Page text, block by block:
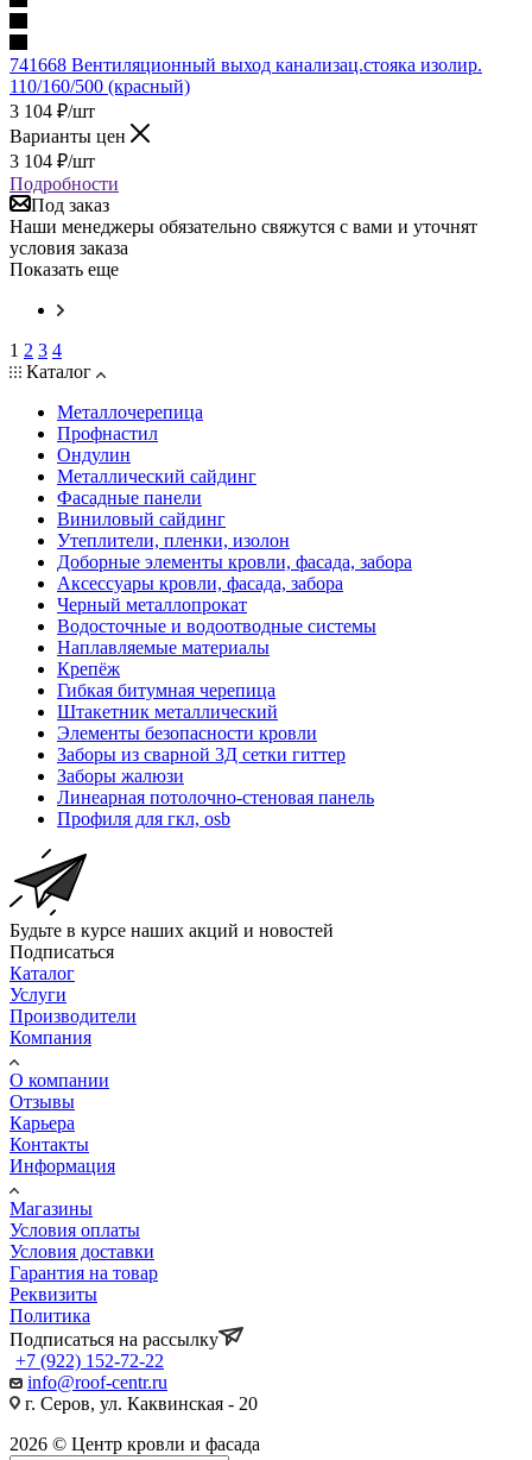
741668 Вентиляционный выход канализац.стояка изолир.
110/160/500 (красный)
3 104 ₽/шт
Варианты цен
3 104 ₽/шт
Подробности
Под заказ
Наши менеджеры обязательно свяжутся с вами и уточнят
условия заказа
Показать еще
1 2 3 4
Каталог
Металлочерепица
Профнастил
Ондулин
Металлический сайдинг
Фасадные панели
Виниловый сайдинг
Утеплители, пленки, изолон
Доборные элементы кровли, фасада, забора
Аксессуары кровли, фасада, забора
Черный металлопрокат
Водосточные и водоотводные системы
Наплавляемые материалы
Крепёж
Гибкая битумная черепица
Штакетник металлический
Элементы безопасности кровли
Заборы из сварной 3Д сетки гиттер
Заборы жалюзи
Линеарная потолочно-стеновая панель
Профиля для гкл, osb
Будьте в курсе наших акций и новостей
Подписаться
Каталог
Услуги
Производители
Компания
О компании
Отзывы
Карьера
Контакты
Информация
Магазины
Условия оплаты
Условия доставки
Гарантия на товар
Реквизиты
Политика
Подписаться на рассылку
+7 (922) 152-72-22
info@roof-centr.ru
г. Серов, ул. Каквинская - 20
2026 © Центр кровли и фасада